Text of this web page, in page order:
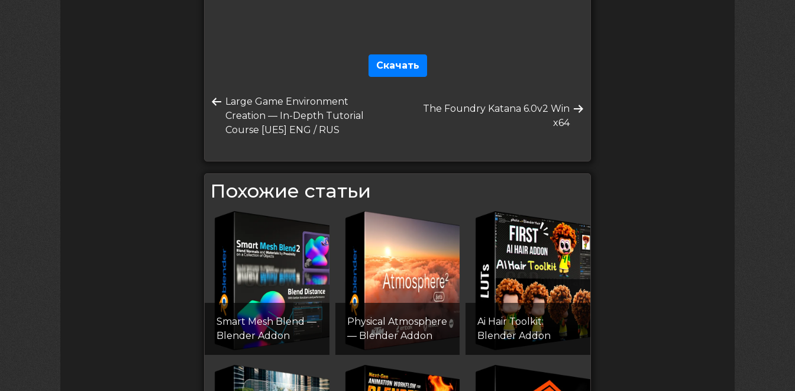
Скачать
по
записям
Предыдущая
запись
Large Game Environment
Creation — In-Depth Tutorial
Course [UE5] ENG / RUS
Следующая
The Foundry Katana 6.0v2 Win
x64
Похожие статьи
Smart Mesh Blend —
Blender Addon
Physical Atmosphere
— Blender Addon
Ai Hair Toolkit:
Blender Addon